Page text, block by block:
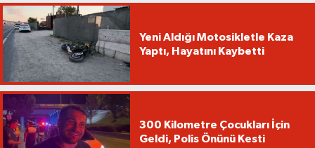
Yeni Aldığı Motosikletle Kaza
Yaptı, Hayatını Kaybetti
300 Kilometre Çocukları İçin
Geldi, Polis Önünü Kesti